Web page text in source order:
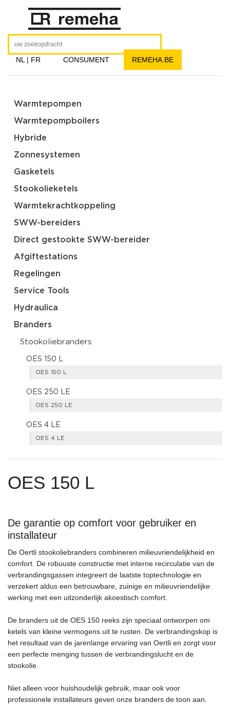
NL | FR CONSUMENT REMEHA.BE
Warmtepompen
Warmtepompboilers
Hybride
Zonnesystemen
Gasketels
Stookolieketels
Warmtekrachtkoppeling
SWW-bereiders
Direct gestookte SWW-bereider
Afgiftestations
Regelingen
Service Tools
Hydraulica
Branders
Stookoliebranders
OES 150 L
OES 150 L
OES 250 LE
OES 250 LE
OES 4 LE
OES 4 LE
OES 150 L
De garantie op comfort voor gebruiker en
installateur
De Oertli stookoliebranders combineren milieuvriendelijkheid en
comfort. De robuuste constructie met interne recirculatie van de
verbrandingsgassen integreert de laatste toptechnologie en
verzekert aldus een betrouwbare, zuinige en milieuvriendelijke
werking met een uitzonderlijk akoestisch comfort.
De branders uit de OES 150 reeks zijn speciaal ontworpen om
ketels van kleine vermogens uit te rusten. De verbrandingskop is
het resultaat van de jarenlange ervaring van Oertli en zorgt voor
een perfecte menging tussen de verbrandingslucht en de
stookolie.
Niet alleen voor huishoudelijk gebruik, maar ook voor
professionele installateurs geven onze branders de toon aan.